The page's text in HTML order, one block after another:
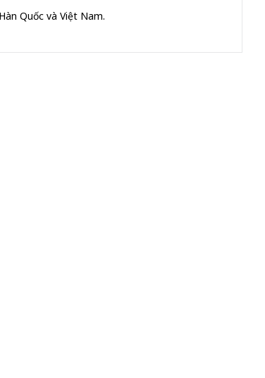
Quốc và Việt Nam.